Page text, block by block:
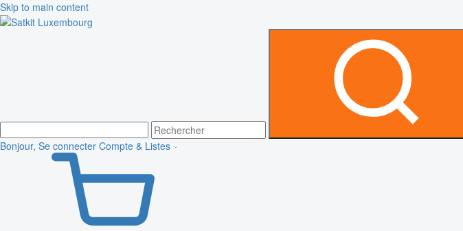
Skip to main content
Bonjour, Se connecter Compte & Listes